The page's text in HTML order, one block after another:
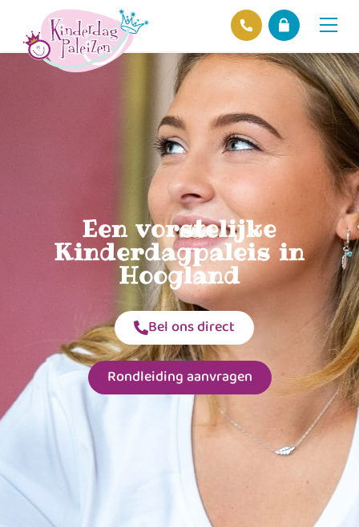
Een vorstelijke
Kinderdagpaleis in
Hoogland
Bel ons direct
Rondleiding aanvragen